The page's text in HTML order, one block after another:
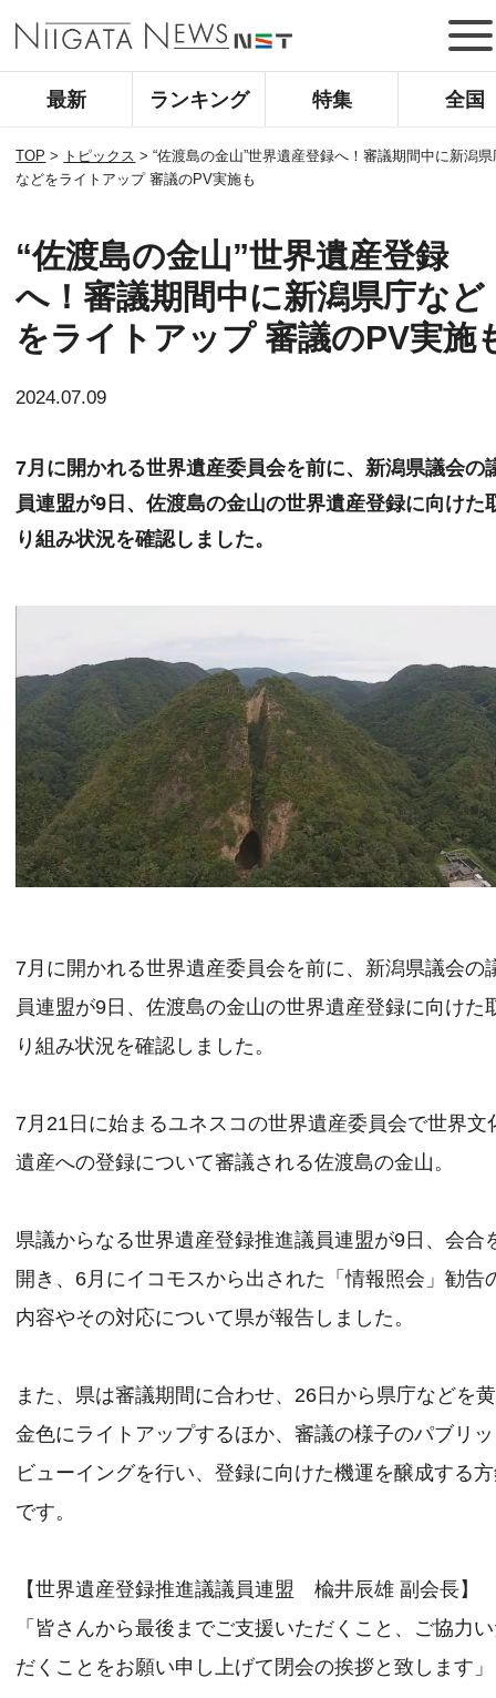
最新 ランキング 特集 全国
TOP > トピックス >“佐渡島の金山”世界遺産登録へ！審議期間中に新潟県
などをライトアップ 審議のPV実施も
“佐渡島の金山”世界遺産登録
へ！審議期間中に新潟県庁など
をライトアップ 審議のPV実施
2024.07.09
7月に開かれる世界遺産委員会を前に、新潟県議会の
員連盟が9日、佐渡島の金山の世界遺産登録に向けた
り組み状況を確認しました。
7月に開かれる世界遺産委員会を前に、新潟県議会の
員連盟が9日、佐渡島の金山の世界遺産登録に向けた
り組み状況を確認しました。
7月21日に始まるユネスコの世界遺産委員会で世界文
遺産への登録について審議される佐渡島の金山。
県議からなる世界遺産登録推進議員連盟が9日、会合
開き、6月にイコモスから出された「情報照会」勧告
内容やその対応について県が報告しました。
また、県は審議期間に合わせ、26日から県庁などを黄
金色にライトアップするほか、審議の様子のパブリ
ビューイングを行い、登録に向けた機運を醸成する
です。
【世界遺産登録推進議議員連盟 楡井辰雄 副会長】
「皆さんから最後までご支援いただくこと、ご協力
だくことをお願い申し上げて閉会の挨拶と致します」